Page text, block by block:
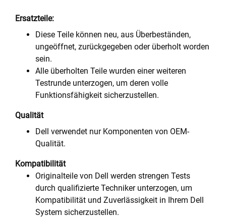
Ersatzteile:
Diese Teile können neu, aus Überbeständen,
ungeöffnet, zurückgegeben oder überholt worden
sein.
Alle überholten Teile wurden einer weiteren
Testrunde unterzogen, um deren volle
Funktionsfähigkeit sicherzustellen.
Qualität
Dell verwendet nur Komponenten von OEM-
Qualität.
Kompatibilität
Originalteile von Dell werden strengen Tests
durch qualifizierte Techniker unterzogen, um
Kompatibilität und Zuverlässigkeit in Ihrem Dell
System sicherzustellen.